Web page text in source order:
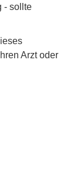
- sollte
Arzt oder